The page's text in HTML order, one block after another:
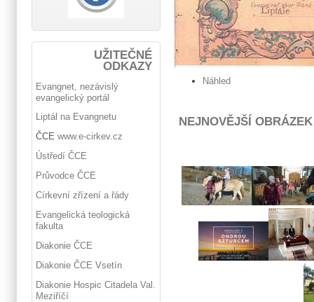
Náhled
NEJNOVĚJŠÍ OBRÁZEK
UŽITEČNÉ
ODKAZY
Evangnet, nezávislý
evangelický portál
Liptál na Evangnetu
ČCE www.e-cirkev.cz
Ústředí ČCE
Průvodce ČCE
Církevní zřízení a řády
Evangelická teologická
fakulta
Diakonie ČCE
Diakonie ČCE Vsetín
Diakonie Hospic Citadela Val.
Meziříčí